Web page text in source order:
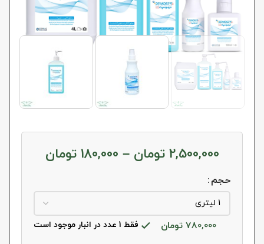
2,500,000 تومان –
180,000 تومان
حجم
780,000 تومان فقط 1 عدد در انبار موجود است